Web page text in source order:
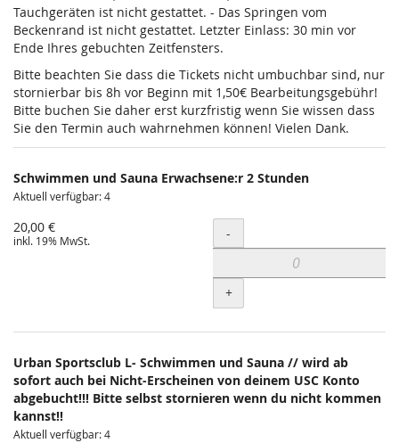
Tauchgeräten ist nicht gestattet. - Das Springen vom
Beckenrand ist nicht gestattet. Letzter Einlass: 30 min vor
Ende Ihres gebuchten Zeitfensters.
Bitte beachten Sie dass die Tickets nicht umbuchbar sind, nur
stornierbar bis 8h vor Beginn mit 1,50€ Bearbeitungsgebühr!
Bitte buchen Sie daher erst kurzfristig wenn Sie wissen dass
Sie den Termin auch wahrnehmen können! Vielen Dank.
Schwimmen und Sauna Erwachsene:r 2 Stunden
Aktuell verfügbar: 4
20,00 €
inkl. 19% MwSt. Menge
-
+
Urban Sportsclub L- Schwimmen und Sauna // wird ab
sofort auch bei Nicht-Erscheinen von deinem USC Konto
abgebucht!!! Bitte selbst stornieren wenn du nicht kommen
kannst!!
Aktuell verfügbar: 4